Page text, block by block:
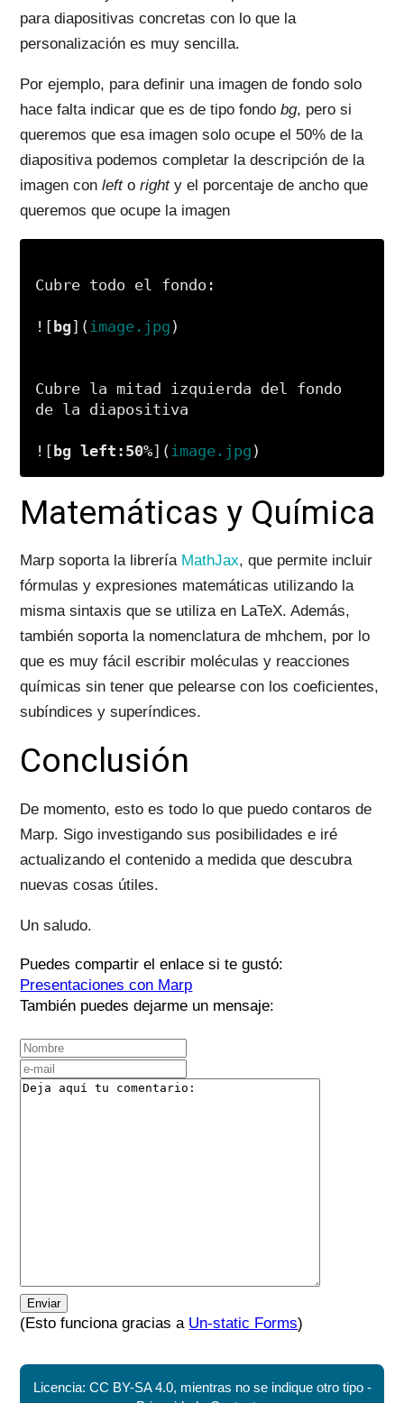
para diapositivas concretas con lo que la
personalización es muy sencilla.
Por ejemplo, para definir una imagen de fondo solo
hace falta indicar que es de tipo fondobg, pero si
queremos que esa imagen solo ocupe el 50% de la
diapositiva podemos completar la descripción de la
imagen conleftorighty el porcentaje de ancho que
queremos que ocupe la imagen
![bg]( image.jpg
Cubre la mitad izquierda del fondo
![bg left:50%]( image.jpg
Matemáticas y Química
Marp soporta la librería MathJax, que permite incluir
fórmulas y expresiones matemáticas utilizando la
misma sintaxis que se utiliza en LaTeX. Además,
también soporta la nomenclatura de mhchem, por lo
que es muy fácil escribir moléculas y reacciones
químicas sin tener que pelearse con los coeficientes,
subíndices y superíndices.
Conclusión
De momento, esto es todo lo que puedo contaros de
Marp. Sigo investigando sus posibilidades e iré
actualizando el contenido a medida que descubra
nuevas cosas útiles.
Un saludo.
Puedes compartir el enlace si te gustó:
Presentaciones con Marp
También puedes dejarme un mensaje:
Enviar
(Esto funciona gracias a Un-static Forms)
Licencia: CC BY-SA 4.0, mientras no se indique otro tipo -